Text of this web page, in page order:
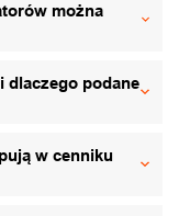
można
dlaczego podane
w cenniku